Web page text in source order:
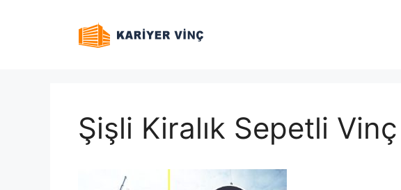
Şişli Kiralık Sepetli Vinç